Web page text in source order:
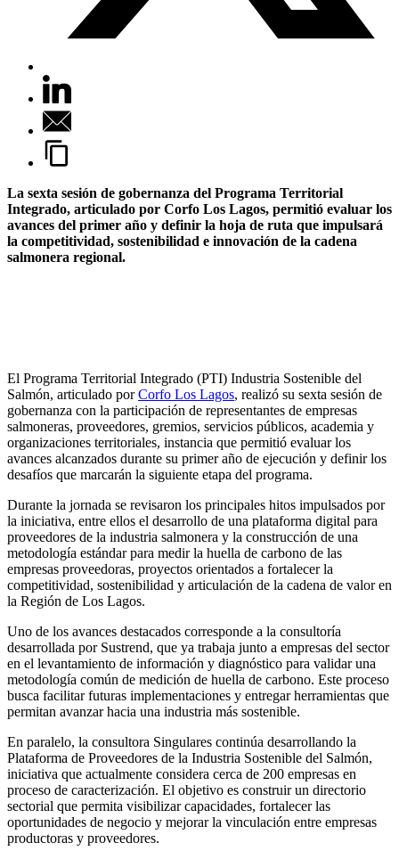
La sexta sesión de gobernanza del Programa Territorial
Integrado, articulado por Corfo Los Lagos, permitió evaluar los
avances del primer año y definir la hoja de ruta que impulsará
la competitividad, sostenibilidad e innovación de la cadena
salmonera regional.
El Programa Territorial Integrado (PTI) Industria Sostenible del
Salmón, articulado porCorfo Los Lagos, realizó su sexta sesión de
gobernanza con la participación de representantes de empresas
salmoneras, proveedores, gremios, servicios públicos, academia y
organizaciones territoriales, instancia que permitió evaluar los
avances alcanzados durante su primer año de ejecución y definir los
desafíos que marcarán la siguiente etapa del programa.
Durante la jornada se revisaron los principales hitos impulsados por
la iniciativa, entre ellos el desarrollo de una plataforma digital para
proveedores de la industria salmonera y la construcción de una
metodología estándar para medir la huella de carbono de las
empresas proveedoras, proyectos orientados a fortalecer la
competitividad, sostenibilidad y articulación de la cadena de valor en
la Región de Los Lagos.
Uno de los avances destacados corresponde a la consultoría
desarrollada por Sustrend, que ya trabaja junto a empresas del sector
en el levantamiento de información y diagnóstico para validar una
metodología común de medición de huella de carbono. Este proceso
busca facilitar futuras implementaciones y entregar herramientas que
permitan avanzar hacia una industria más sostenible.
En paralelo, la consultora Singulares continúa desarrollando la
Plataforma de Proveedores de la Industria Sostenible del Salmón,
iniciativa que actualmente considera cerca de 200 empresas en
proceso de caracterización. El objetivo es construir un directorio
sectorial que permita visibilizar capacidades, fortalecer las
oportunidades de negocio y mejorar la vinculación entre empresas
productoras y proveedores.